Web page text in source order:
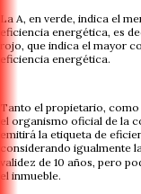
La A, en verde, indica el
eficiencia energética, es
rojo, que indica el mayor
eficiencia energética.
Tanto el propietario,
el organismo oficial de la
emitirá la etiqueta de
considerando igualmente
validez de 10 años, pero
el inmueble.